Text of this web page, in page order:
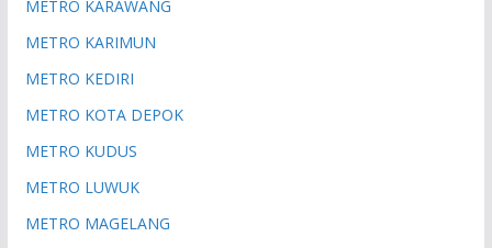
METRO KARAWANG
METRO KARIMUN
METRO KEDIRI
METRO KOTA DEPOK
METRO KUDUS
METRO LUWUK
METRO MAGELANG